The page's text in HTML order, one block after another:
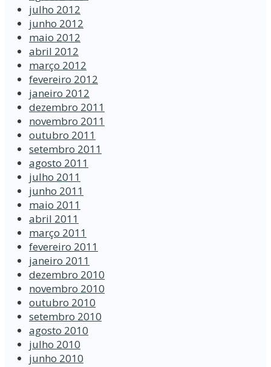
julho 2012
junho 2012
maio 2012
abril 2012
março 2012
fevereiro 2012
janeiro 2012
dezembro 2011
novembro 2011
outubro 2011
setembro 2011
agosto 2011
julho 2011
junho 2011
maio 2011
abril 2011
março 2011
fevereiro 2011
janeiro 2011
dezembro 2010
novembro 2010
outubro 2010
setembro 2010
agosto 2010
julho 2010
junho 2010